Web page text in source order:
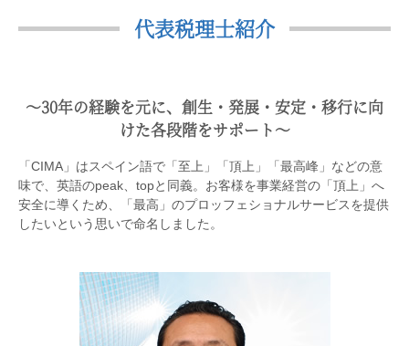
代表税理士紹介
〜30年の経験を元に、創生・発展・安定・移行に向
けた各段階をサポート〜
「CIMA」はスペイン語で「至上」「頂上」「最高峰」などの意
味で、英語のpeak、topと同義。お客様を事業経営の「頂上」へ
安全に導くため、「最高」のプロッフェショナルサービスを提供
したいという思いで命名しました。